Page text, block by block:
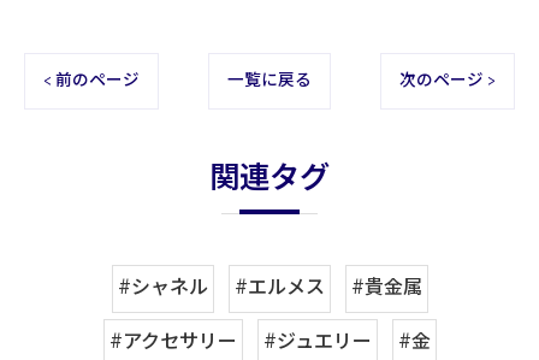
< 前のページ 一覧に戻る 次のページ >
関連タグ
#シャネル #エルメス
#貴金属
#アクセサリー
#ジュエリー
#金